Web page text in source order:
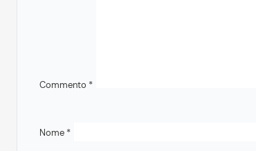
Commento *
Nome *